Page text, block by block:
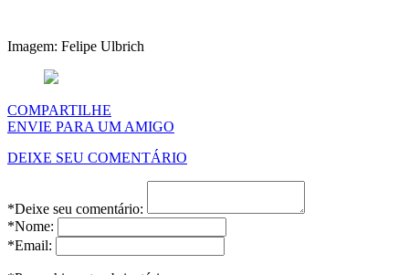
Imagem: Felipe Ulbrich
COMPARTILHE
ENVIE PARA UM AMIGO
DEIXE SEU COMENTÁRIO
*Deixe seu comentário:
*Nome:
*Email: